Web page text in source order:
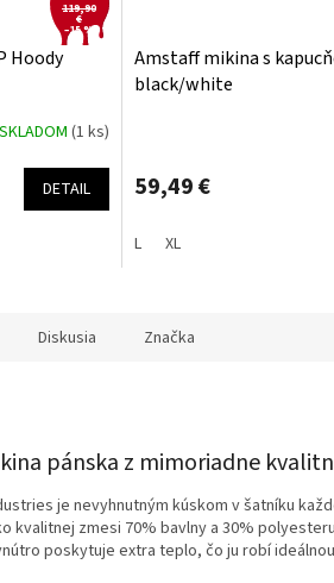
119,90
€
–15 %
Hoody
SKLADOM (1 ks)
DETAIL
Amstaff mikina s
black/white
59,49 €
L XL
Diskusia Značka
pánska z mimoriadne
je nevyhnutným kúskom v šatníku
kvalitnej zmesi 70% bavlny a 30%
poskytuje extra teplo, čo ju robí